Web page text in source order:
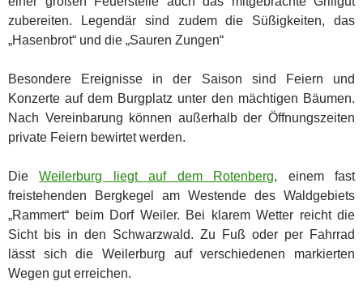
zubereiten. Legendär sind zudem die Süßigkeiten, das
„Hasenbrot“ und die „Sauren Zungen“
Besondere Ereignisse in der Saison sind Feiern und
Konzerte auf dem Burgplatz unter den mächtigen Bäumen.
Nach Vereinbarung können außerhalb der Öffnungszeiten
private Feiern bewirtet werden.
DieWeilerburg liegt auf dem Rotenberg, einem fast
freistehenden Bergkegel am Westende des Waldgebiets
„Rammert“ beim Dorf Weiler. Bei klarem Wetter reicht die
Sicht bis in den Schwarzwald. Zu Fuß oder per Fahrrad
lässt sich die Weilerburg auf verschiedenen markierten
Wegen gut erreichen.